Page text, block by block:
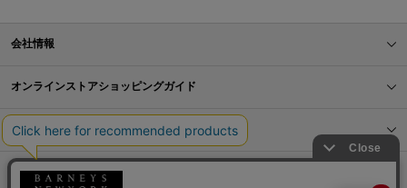
会社情報
オンラインストアショッピングガイド
店舗情報
サービス